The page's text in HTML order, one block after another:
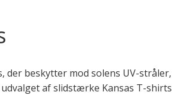
der beskytter mod solens UV-stråler,
af slidstærke Kansas T-shirts